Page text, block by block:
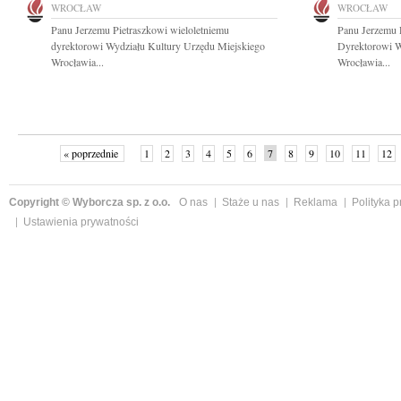
WROCŁAW
Panu Jerzemu Pietraszkowi wieloletniemu
dyrektorowi Wydziału Kultury Urzędu Miejskiego
Wrocławia...
WROCŁAW
Panu
Dyrektorowi
Wrocławia...
« poprzednie 1 2 3 4 5 6 7 8 9 10 11 12
Copyright © Wyborcza sp. z o.o. O nas Staże u nas Reklama
Polityka
Ustawienia prywatności